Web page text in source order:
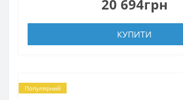
20 694грн
КУПИТИ
Популярний